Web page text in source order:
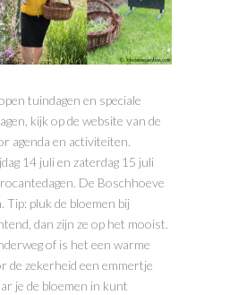
tuindagen en speciale
kijk op de website van de
agenda en activiteiten.
14 juli en zaterdag 15 juli
De Boschhoeve
Tip: pluk de bloemen bij
dan zijn ze op het mooist.
of is het een warme
de zekerheid een emmertje
je de bloemen in kunt